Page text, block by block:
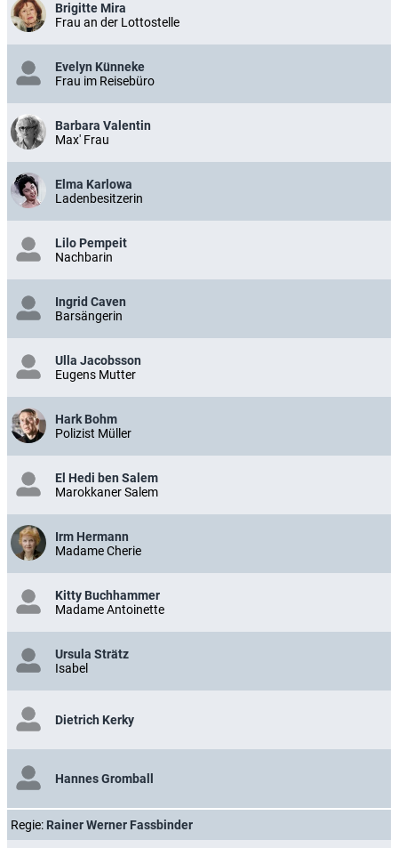
Brigitte Mira
Frau an der Lottostelle
Evelyn Künneke
Frau im Reisebüro
Barbara Valentin
Max' Frau
Elma Karlowa
Ladenbesitzerin
Lilo Pempeit
Nachbarin
Ingrid Caven
Barsängerin
Ulla Jacobsson
Eugens Mutter
Hark Bohm
Polizist Müller
El Hedi ben Salem
Marokkaner Salem
Irm Hermann
Madame Cherie
Kitty Buchhammer
Madame Antoinette
Ursula Strätz
Isabel
Dietrich Kerky
Hannes Gromball
Regie: Rainer Werner Fassbinder